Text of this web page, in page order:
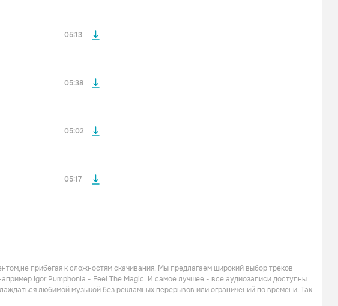
05:13
05:38
05:02
05:17
прибегая к сложностям скачивания. Мы предлагаем широкий выбор треков
Igor Pumphonia - Feel The Magic. И самое лучшее - все аудиозаписи доступны
любимой музыкой без рекламных перерывов или ограничений по времени. Так